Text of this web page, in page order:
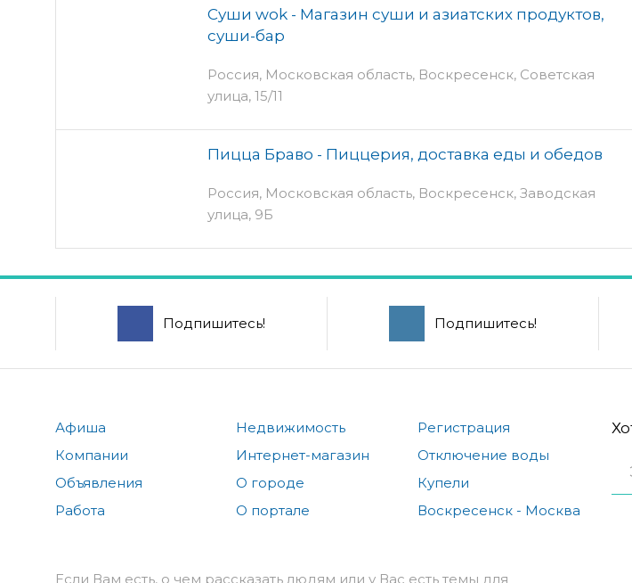
Суши wok - Магазин суши и азиатских продуктов,
суши-бар
Россия, Московская область, Воскресенск, Советская
улица, 15/11
Пицца Браво - Пиццерия, доставка еды и обедов
Россия, Московская область, Воскресенск, Заводская
улица, 9Б
Подпишитесь! Подпишитесь!
Афиша
Компании
Объявления
Работа
Недвижимость
Интернет-магазин
О городе
О портале
Регистрация
Отключение воды
Купели
Воскресенск - Москва
Если Вам есть, о чем рассказать людям или у Вас есть темы для